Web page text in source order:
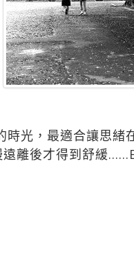
，最適合讓思緒
遠離後才得到舒緩